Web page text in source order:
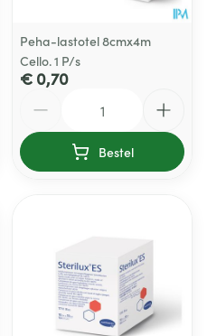
Peha-lastotel 8cmx4m
Cello. 1 P/s
€ 0,70
Bestel